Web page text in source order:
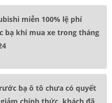
miễn 100% lệ phí
bạ khi mua xe trong tháng
bạ ô tô chưa có quyết